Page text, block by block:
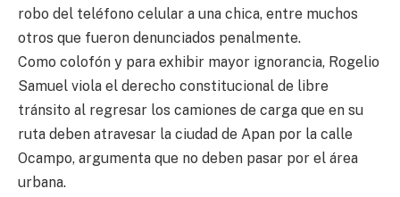
robo del teléfono celular a una chica, entre muchos
otros que fueron denunciados penalmente.
Como colofón y para exhibir mayor ignorancia, Rogelio
Samuel viola el derecho constitucional de libre
tránsito al regresar los camiones de carga que en su
ruta deben atravesar la ciudad de Apan por la calle
Ocampo, argumenta que no deben pasar por el área
urbana.